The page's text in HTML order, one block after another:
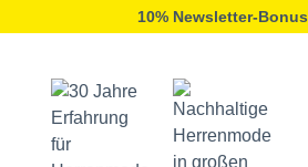
10% Newsletter-Bonus